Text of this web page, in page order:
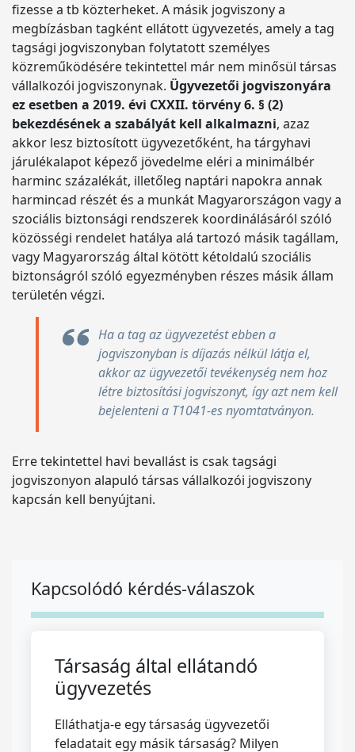
fizesse a tb közterheket. A másik jogviszony a
megbízásban tagként ellátott ügyvezetés, amely a tag
tagsági jogviszonyban folytatott személyes
közreműködésére tekintettel már nem minősül társas
vállalkozói jogviszonynak. Ügyvezetői jogviszonyára
ez esetben a 2019. évi CXXII. törvény 6. § (2)
bekezdésének a szabályát kell alkalmazni, azaz
akkor lesz biztosított ügyvezetőként, ha tárgyhavi
járulékalapot képező jövedelme eléri a minimálbér
harminc százalékát, illetőleg naptári napokra annak
harmincad részét és a munkát Magyarországon vagy a
szociális biztonsági rendszerek koordinálásáról szóló
közösségi rendelet hatálya alá tartozó másik tagállam,
vagy Magyarország által kötött kétoldalú szociális
biztonságról szóló egyezményben részes másik állam
területén végzi.
Ha a tag az ügyvezetést ebben a
jogviszonyban is díjazás nélkül látja el,
akkor az ügyvezetői tevékenység nem hoz
létre biztosítási jogviszonyt, így azt nem kell
bejelenteni a T1041-es nyomtatványon.
Erre tekintettel havi bevallást is csak tagsági
jogviszonyon alapuló társas vállalkozói jogviszony
kapcsán kell benyújtani.
Kapcsolódó kérdés-válaszok
Társaság által ellátandó
ügyvezetés
Elláthatja-e egy társaság ügyvezetői
feladatait egy másik társaság? Milyen